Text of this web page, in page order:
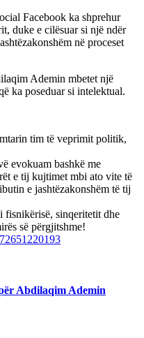
Facebook ka shprehur
duke e cilësuar si një ndër
në proceset
Ademin mbetet një
ka poseduar si intelektual.
tim të veprimit politik,
evokuam bashkë me
e tij kujtimet mbi ato vite të
e jashtëzakonshëm të tij
fisnikërisë, sinqeritetit dhe
së përgjitshme!
Abdilaqim Ademin